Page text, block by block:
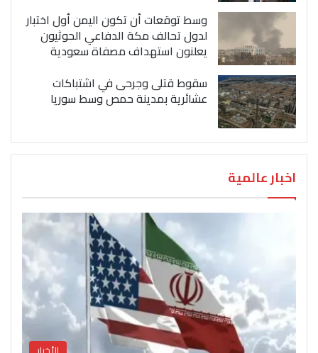
وسط توقعات أن تكون اليمن أول اختبار
لدول تحالف مكة الدفاعي الحوثيون
يعلنون استهداف مصفاة سعودية
سقوط قتلى وجرحى في اشتباكات
عشائرية بمدينة حمص وسط سوريا
اخبار عالمية